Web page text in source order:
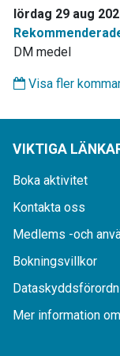
lördag 29 aug
DM medel
Visa fler
VIKTIGA
Boka aktivitet
Kontakta oss
Medlems -och
Bokningsvillkor
Mer information